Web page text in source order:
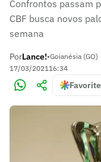
Confrontos passam
CBF busca novos
semana
PorLance!•Goianésia (GO)
17/03/202116:34